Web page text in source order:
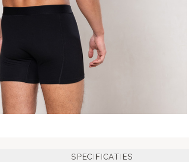
SPECIFICATIES